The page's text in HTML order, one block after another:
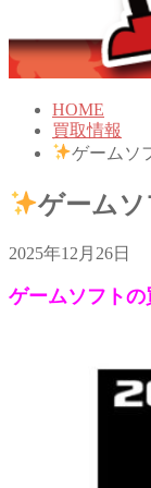
HOME
買取情報
ゲームソ
ゲーム
2025年12月26日
ゲームソフト